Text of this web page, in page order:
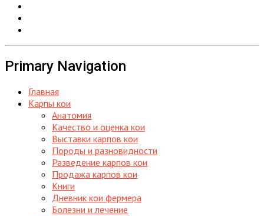
Primary Navigation
Главная
Карпы кои
Анатомия
Качество и оценка кои
Выставки карпов кои
Породы и разновидности
Разведение карпов кои
Продажа карпов кои
Книги
Дневник кои фермера
Болезни и лечение